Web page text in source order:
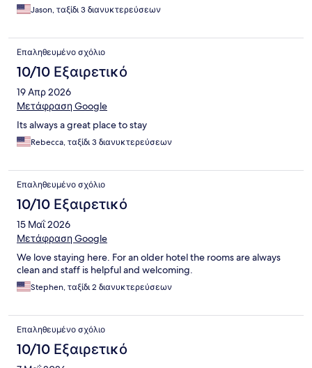
Jason, ταξίδι 3 διανυκτερεύσεων
Επαληθευμένο σχόλιο
10/10 Εξαιρετικό
19 Απρ 2026
Μετάφραση Google
Its always a great place to stay
Rebecca, ταξίδι 3 διανυκτερεύσεων
Επαληθευμένο σχόλιο
10/10 Εξαιρετικό
15 Μαΐ 2026
Μετάφραση Google
We love staying here. For an older hotel the rooms are always
clean and staff is helpful and welcoming.
Stephen, ταξίδι 2 διανυκτερεύσεων
Επαληθευμένο σχόλιο
10/10 Εξαιρετικό